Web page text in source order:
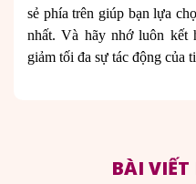
sẻ phía trên giúp bạn lựa
nhất. Và hãy nhớ luôn kết
giảm tối đa sự tác động của
BÀI